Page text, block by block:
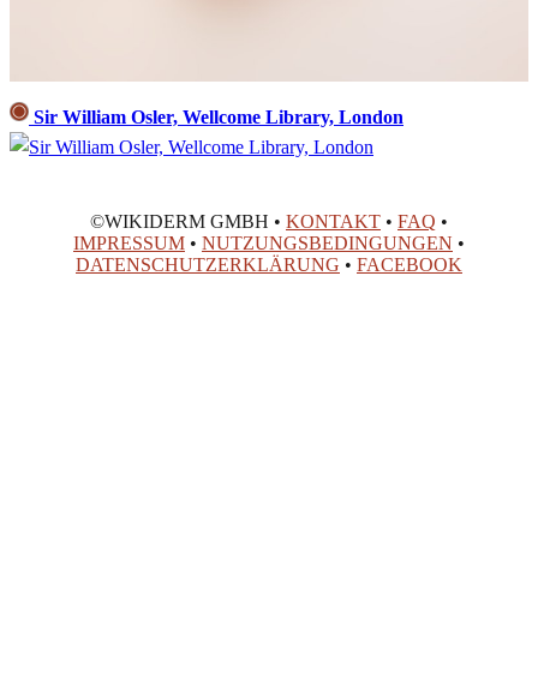
Sir William Osler, Wellcome Library, London
©WIKIDERM GMBH • KONTAKT • FAQ •
IMPRESSUM • NUTZUNGSBEDINGUNGEN •
DATENSCHUTZERKLÄRUNG • FACEBOOK